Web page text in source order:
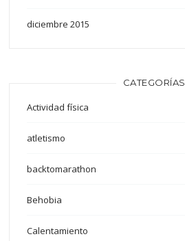
diciembre 2015
CATEGORÍAS
Actividad física
atletismo
backtomarathon
Behobia
Calentamiento